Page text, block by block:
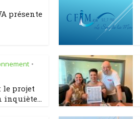
présente
•
le projet
inquiète...